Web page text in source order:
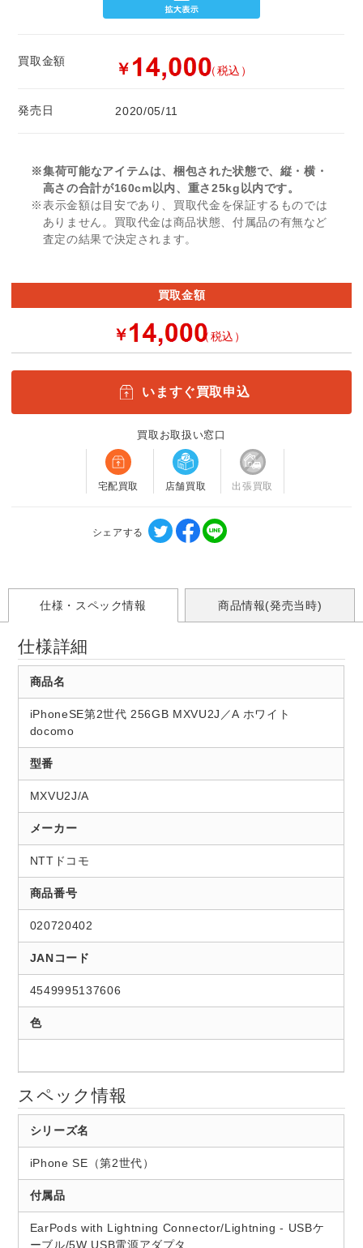
買取金額 ￥ （税込）
発売日 2020/05/11
※集荷可能なアイテムは、梱包された状態で、縦・横・
高さの合計が160cm以内、重さ25kg以内です。
※表示金額は目安であり、買取代金を保証するものでは
ありません。買取代金は商品状態、付属品の有無など
査定の結果で決定されます。
買取金額
￥ （税込）
いますぐ買取申込
買取お取扱い窓口
宅配買取 店舗買取 出張買取
シェアする
仕様・スペック情報 商品情報(発売当時)
仕様詳細
商品名
iPhoneSE第2世代 256GB MXVU2J／A ホワイト
docomo
型番
MXVU2J/A
メーカー
NTTドコモ
商品番号
020720402
JANコード
4549995137606
色
スペック情報
シリーズ名
iPhone SE（第2世代）
付属品
EarPods with Lightning Connector/Lightning - USBケ
ーブル/5W USB電源アダプタ